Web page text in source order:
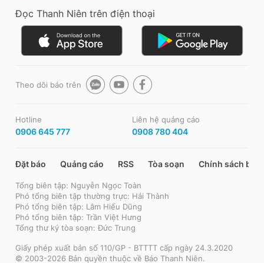
Đọc Thanh Niên trên điện thoại
Theo dõi báo trên
Hotline
0906 645 777
Liên hệ quảng cáo
0908 780 404
Đặt báo Quảng cáo RSS Tòa soạn Chính sách bảo
Tổng biên tập: Nguyễn Ngọc Toàn
Phó tổng biên tập thường trực: Hải Thành
Phó tổng biên tập: Lâm Hiếu Dũng
Phó tổng biên tập: Trần Việt Hưng
Tổng thư ký tòa soạn: Đức Trung
Giấy phép xuất bản số 110/GP - BTTTT cấp ngày 24.3.2020
© 2003-2026 Bản quyền thuộc về Báo Thanh Niên.